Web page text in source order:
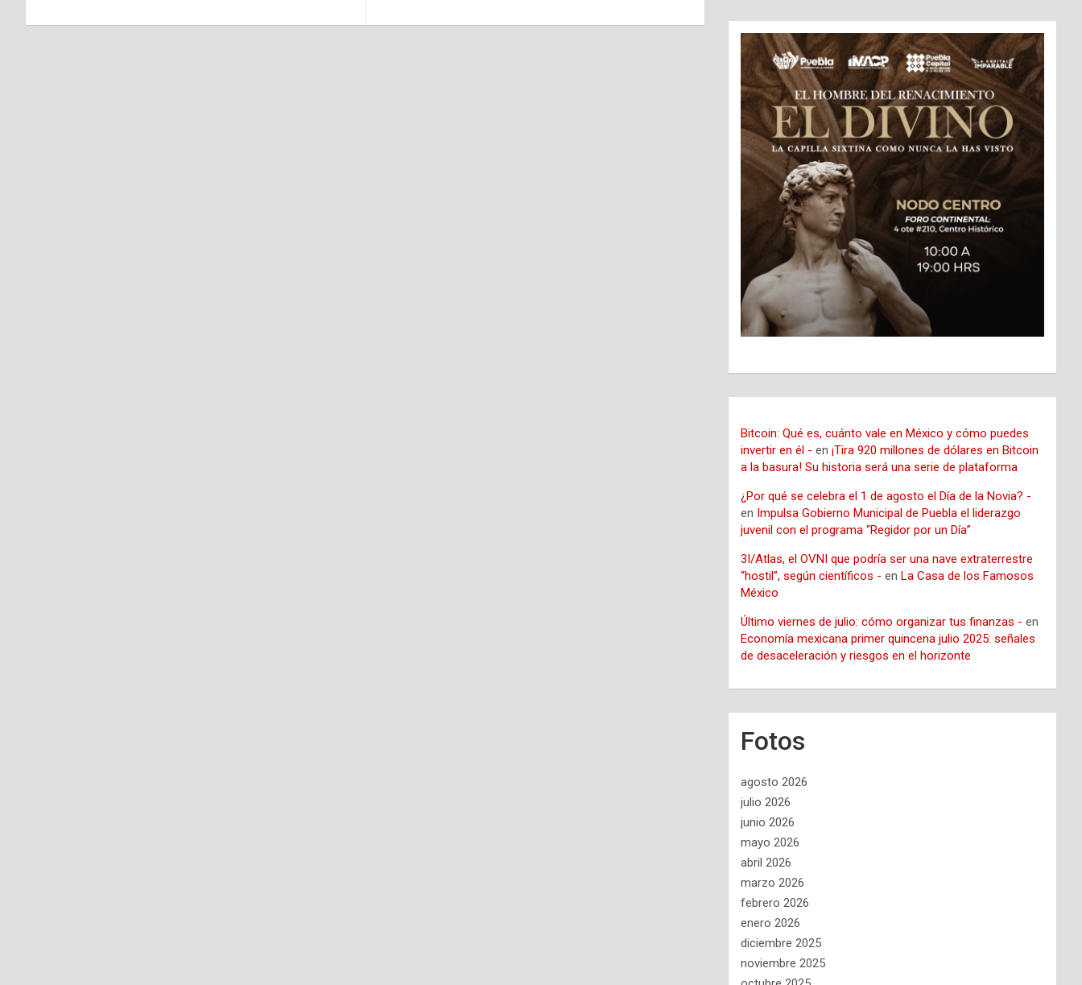
Bitcoin: Qué es, cuánto vale en México y cómo puedes
invertir en él - en¡Tira 920 millones de dólares en Bitcoin
a la basura! Su historia será una serie de plataforma
¿Por qué se celebra el 1 de agosto el Día de la Novia? -
en Impulsa Gobierno Municipal de Puebla el liderazgo
juvenil con el programa “Regidor por un Día”
3I/Atlas, el OVNI que podría ser una nave extraterrestre
“hostil”, según científicos - enLa Casa de los Famosos
México
Último viernes de julio: cómo organizar tus finanzas - en
Economía mexicana primer quincena julio 2025: señales
de desaceleración y riesgos en el horizonte
Fotos
agosto 2026
julio 2026
junio 2026
mayo 2026
abril 2026
marzo 2026
febrero 2026
enero 2026
diciembre 2025
noviembre 2025